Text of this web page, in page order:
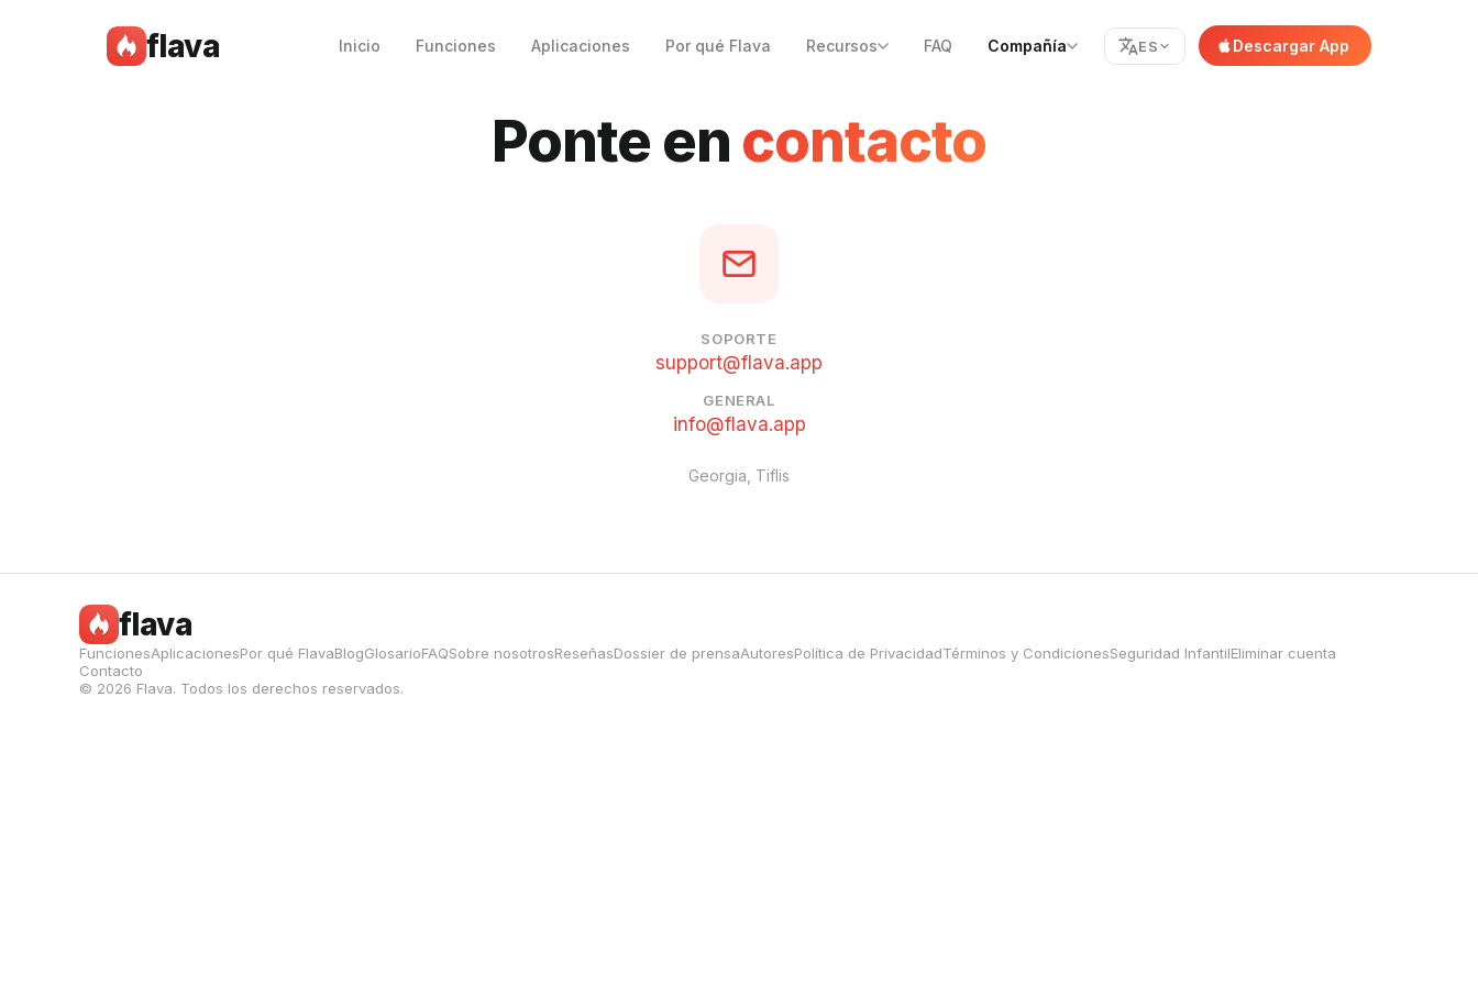
flava Inicio Funciones Aplicaciones Por qué Flava Recursos FAQ Compañía ES Descargar App
Ponte en contacto
SOPORTE
support@flava.app
GENERAL
info@flava.app
Georgia, Tiflis
flava
FuncionesAplicacionesPor qué FlavaBlogGlosarioFAQSobre nosotrosReseñasDossier de prensaAutoresPolítica de PrivacidadTérminos y CondicionesSeguridad InfantilEliminar cuenta
Contacto
© 2026 Flava. Todos los derechos reservados.